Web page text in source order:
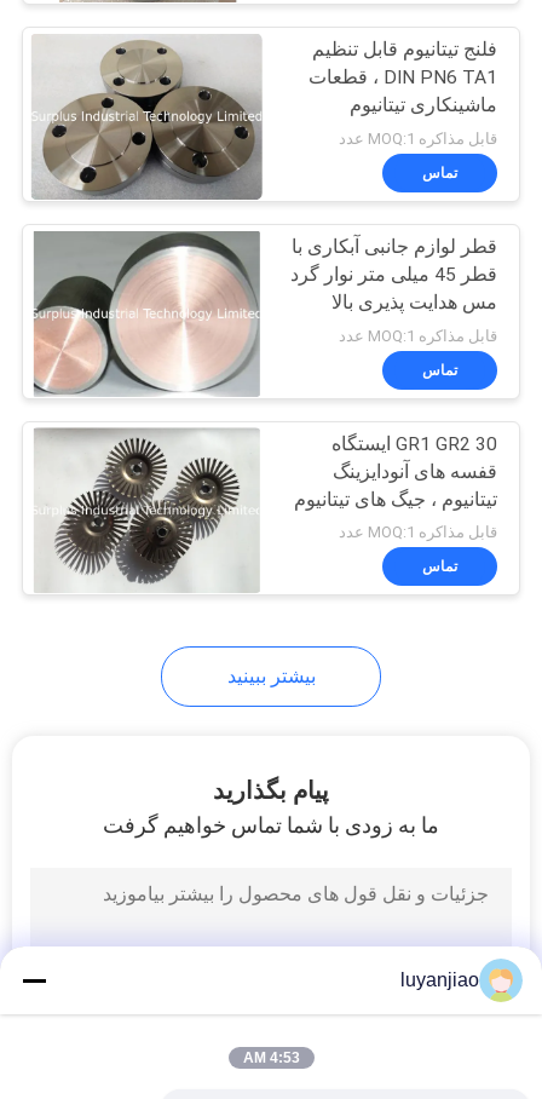
مبادلات گرما
فلورپولیمر
24
مبادله گرما با کویل
غوطه ور شدن فلزی
11
تیتانیوم
7
آنودهای Ti پوشانده
شده با MMO
فلنج تیتانیوم قابل تنظیم
DIN PN6 TA1 ، قطعات
ماشینکاری تیتانیوم
قابل مذاکره MOQ:1 عدد
تماس
قطر لوازم جانبی آبکاری با
قطر 45 میلی متر نوار گرد
مس هدایت پذیری بالا
قابل مذاکره MOQ:1 عدد
تماس
GR1 GR2 30 ایستگاه
قفسه های آنودایزینگ
تیتانیوم ، جیگ های تیتانیوم
برای آبکاری
قابل مذاکره MOQ:1 عدد
تماس
بیشتر ببینید
پیام بگذارید
ما به زودی با شما تماس خواهیم گرفت
luyanjiao
4:53 AM